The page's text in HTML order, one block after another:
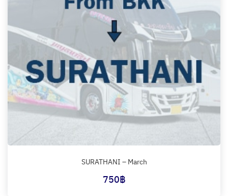
SURATHANI – March
750฿